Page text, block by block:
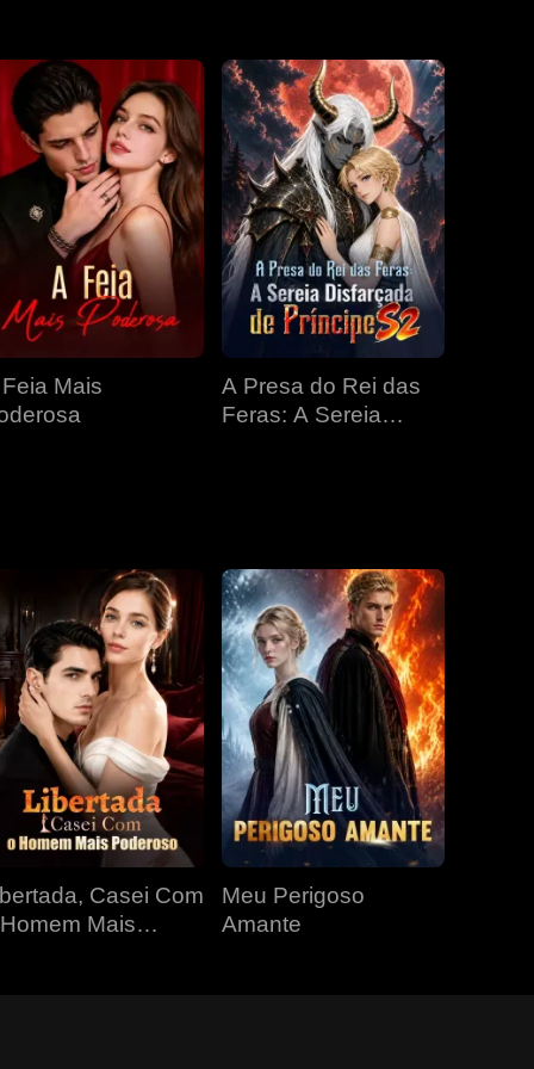
EP 34 EP 35 EP 36
EP 38 EP 39
Mais
A Presa do Rei das
Feras: A Sereia
Casei Com
Mais
Meu Perigoso
Amante